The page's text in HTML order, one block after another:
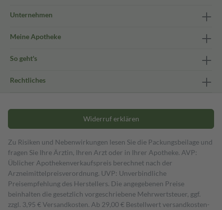
Unternehmen
Meine Apotheke
So geht's
Rechtliches
Widerruf erklären
Zu Risiken und Nebenwirkungen lesen Sie die Packungsbeilage und
fragen Sie Ihre Ärztin, Ihren Arzt oder in Ihrer Apotheke. AVP:
Üblicher Apothekenverkaufspreis berechnet nach der
Arzneimittelpreisverordnung. UVP: Unverbindliche
Preisempfehlung des Herstellers. Die angegebenen Preise
beinhalten die gesetzlich vorgeschriebene Mehrwertsteuer, ggf.
zzgl. 3,95 € Versandkosten. Ab 29,00 € Bestell­wert versand­kosten­